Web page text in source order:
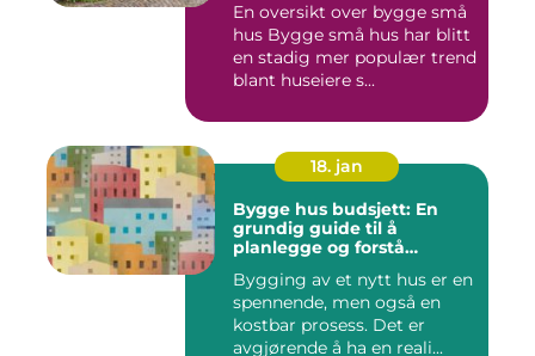
En oversikt over bygge små
hus Bygge små hus har blitt
en stadig mer populær trend
blant huseiere s...
18. jan
Bygge hus budsjett: En
grundig guide til å
planlegge og forstå
Bygging av et nytt hus er en
spennende, men også en
kostbar prosess. Det er
avgjørende å ha en reali...